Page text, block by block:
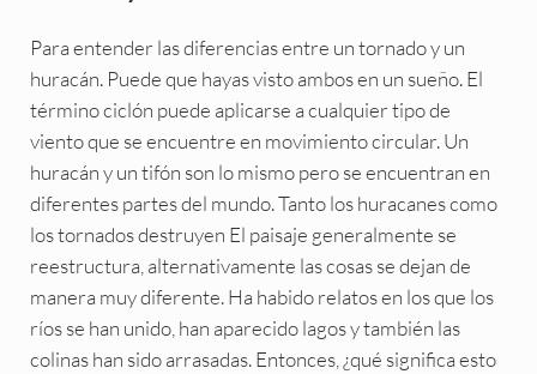
Para entender las diferencias entre un tornado y un
huracán. Puede que hayas visto ambos en un sueño. El
término ciclón puede aplicarse a cualquier tipo de
viento que se encuentre en movimiento circular. Un
huracán y un tifón son lo mismo pero se encuentran en
diferentes partes del mundo. Tanto los huracanes como
los tornados destruyen El paisaje generalmente se
reestructura, alternativamente las cosas se dejan de
manera muy diferente. Ha habido relatos en los que los
ríos se han unido, han aparecido lagos y también las
colinas han sido arrasadas. Entonces, ¿qué significa esto